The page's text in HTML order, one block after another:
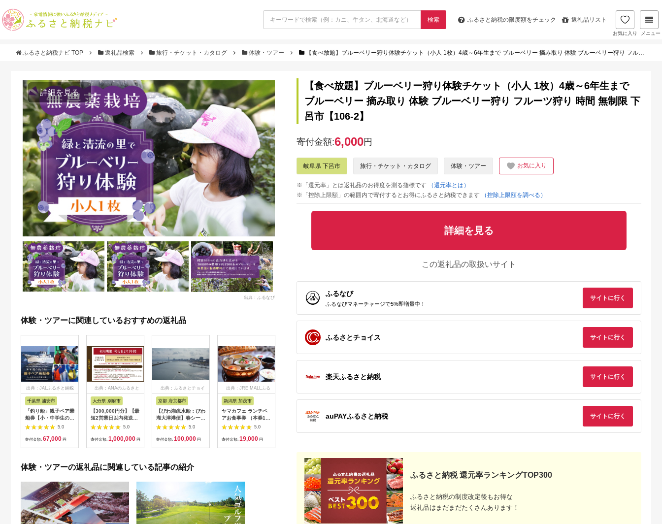
検索 ふるさと納税の限度額をチェック 返礼品リスト
お気に入り メニュー
ふるさと納税ナビ TOP 返礼品検索 旅行・チケット・カタログ 体験・ツアー 【食べ放題】ブルーベリー狩り体験チケット（小人 1枚）4歳～6年生まで ブルーベリー 摘み取り 体験 ブルーベリー狩り フルーツ狩り 時間 無制限 下呂市【106-2】
詳細を見る
出典：ふるなび
体験・ツアーに関連しているおすすめの返礼品
出典：JALふるさと納税
千葉県 浦安市
「釣り船」親子ペア乗
船券【小・中学生のお
子様】
5.0
寄付金額: 67,000 円
出典：ANAのふるさと
大分県 別府市
【300,000円分】【最
短2営業日以内発送】
別府市内の旅館やホテ
ルで使用できる宿泊補
助券 楽しい旅の思い
円 30万円 ホテル 旅
館 温泉 旅行 観光 ト
お泊り 別府温泉 別府
観光 地獄めぐり 旅 お
すすめ 人気 体験型 節
約_B030-007
5.0
寄付金額: 1,000,000 円
出典：ふるさとチョイ
京都 府京都市
【びわ湖疏水船：びわ
湖大津港便】春シーズ
ン先行予約権（２名様
分の乗船予約の権利）
5.0
寄付金額: 100,000 円
出典：JRE MALLふる
新潟県 加茂市
ヤマカフェ ランチペ
アお食事券 （本券1枚
で2名様ご利用）北越
の小京都の老舗割烹
「山重」料亭ランチペ
5.0
寄付金額: 19,000 円
長崎県 松浦市
田舎そば打ち体験(体
験交流型メニュー)( 体
そば そば打ち )【D3-
神奈川県 小田原市
さと旅行クーポン
期間3年（Eメール発
チケット 子供 子連れ
カップル 家族 店頭 オ
ンライン ネット 電話
神奈川 神奈川
長崎県
（30,000円分）有効
体験 温泉 ホテル 旅館
ンライン ネット 電話
長崎
神奈川県 箱根町
間3年（Eメール発
チケット 子供 子連れ
箱根
出典：ふるなび
神奈川県 箱根町
（15,000円分） 有効
期間3年（Eメール発
チケット 子供 子連れ
箱根
5.0
出典：ふるな
大阪府 門真市
フ飯1000円分券【 ギ
フトチケット ギフト
チケット ギフトチケ
トチケット 】
体験・ツアーの返礼品に関連している記事の紹介
【食べ放題】ブルーベリー狩り体験チケット（小人 1枚）4歳～6年生まで
ブルーベリー 摘み取り 体験 ブルーベリー狩り フルーツ狩り 時間 無制限 下
呂市【106-2】
寄付金額:6,000円
岐阜県 下呂市 旅行・チケット・カタログ 体験・ツアー お気に入り
※「還元率」とは返礼品のお得度を測る指標です
（還元率とは）
※「控除上限額」の範囲内で寄付するとお得にふるさと納税できます
（控除上限額を調べる）
詳細を見る
この返礼品の取扱いサイト
ふるなび
ふるなびマネーチャージで5%即増量中！
サイトに行く
ふるさとチョイス サイトに行く
楽天ふるさと納税 サイトに行く
auPAYふるさと納税 サイトに行く
ふるさと納税 還元率ランキングTOP300
ふるさと納税の制度改定後もお得な
返礼品はまだまだたくさんあります！